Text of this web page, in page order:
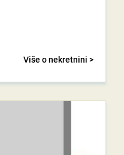
Više o nekretnini >